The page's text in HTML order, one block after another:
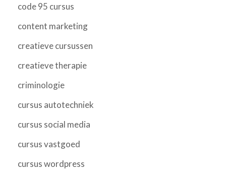
code 95 cursus
content marketing
creatieve cursussen
creatieve therapie
criminologie
cursus autotechniek
cursus social media
cursus vastgoed
cursus wordpress